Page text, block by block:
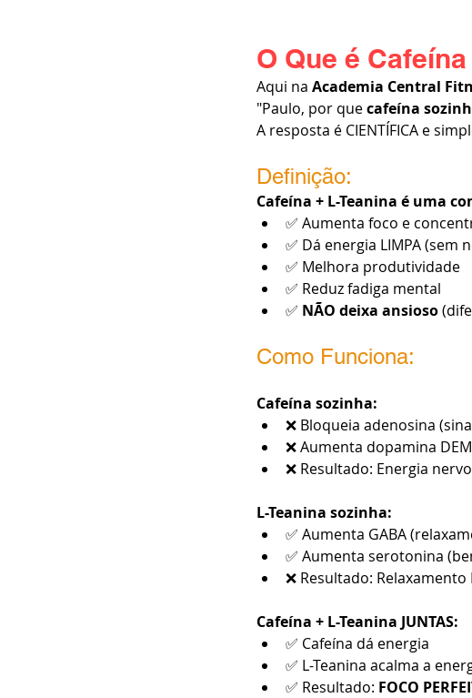
O Que é
Aqui na Academia Central
"Paulo, por que cafeína
A resposta é CIENTÍFICA e
Definição:
Cafeína + L-Teanina é uma
✅ Aumenta foco e
✅ Dá energia LIMPA (sem
✅ Melhora produtividade
✅ Reduz fadiga mental
✅ NÃO deixa ansioso
Como Funciona:
Cafeína sozinha:
❌ Bloqueia adenosina
❌ Aumenta dopamina
❌ Resultado: Energia
L-Teanina sozinha:
✅ Aumenta GABA
✅ Aumenta serotonina
❌ Resultado: Relaxamento
Cafeína + L-Teanina JUNTAS:
✅ Cafeína dá energia
✅ L-Teanina acalma a
✅ Resultado: FOCO